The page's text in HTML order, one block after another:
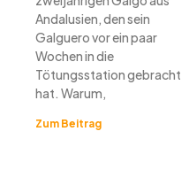
Andalusien, den sein
Galguero vor ein paar
Wochen in die
Tötungsstation gebracht
hat. Warum,
Zum Beitrag